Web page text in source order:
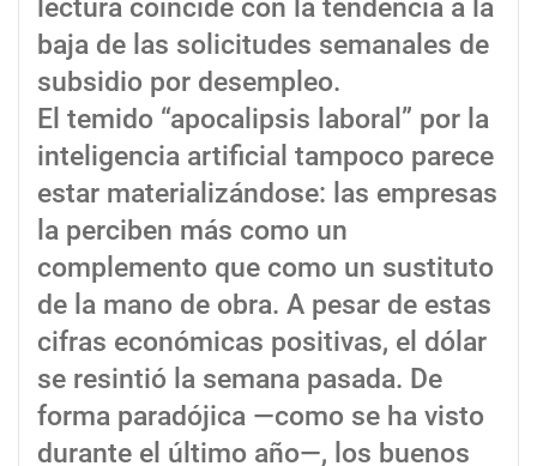
lectura coincide con la tendencia a la
baja de las solicitudes semanales de
subsidio por desempleo.
El temido “apocalipsis laboral” por la
inteligencia artificial tampoco parece
estar materializándose: las empresas
la perciben más como un
complemento que como un sustituto
de la mano de obra. A pesar de estas
cifras económicas positivas, el dólar
se resintió la semana pasada. De
forma paradójica —como se ha visto
durante el último año—, los buenos